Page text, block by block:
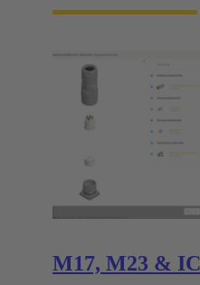
M17, M23 &